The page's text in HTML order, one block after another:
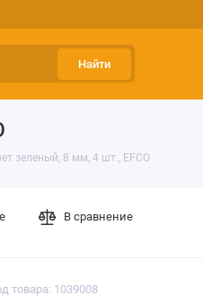
Найти
зеленый, 8 мм, 4 шт., EFCO
товара: 1039008
В сравнение